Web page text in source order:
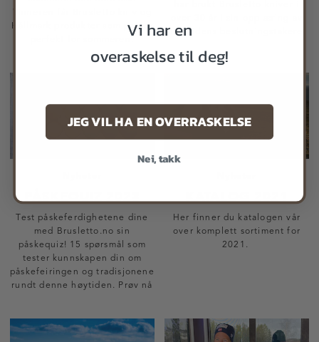
Hällmark produkter som passer
fremtidens beslutningstakere.
PÅSKEQUIZ 2023
Test påskeferdighetene dine
med Brusletto.no sin
påskequiz! 15 spørsmål som
tester kunnskapen din om
påskefeiringen og tradisjonene
rundt denne høytiden. Prøv nå
KATALOG 2021
Her finner du katalogen vår
over komplett sortiment for
2021.
Vi har en
overaskelse til deg!
JEG VIL HA EN OVERRASKELSE
Nei, takk